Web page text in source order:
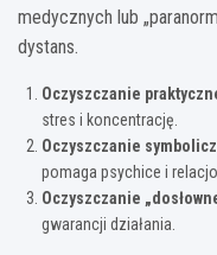
medycznych lub
dystans.
Oczyszczanie
stres i koncentrację.
Oczyszczanie
pomaga psychice i
Oczyszczanie
gwarancji działania.